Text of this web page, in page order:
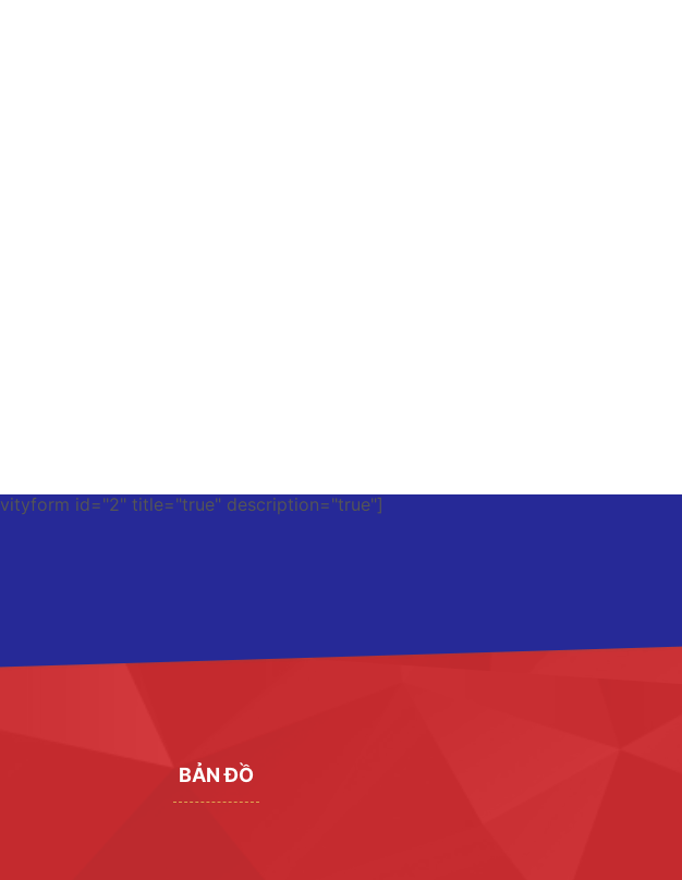
id="2" title="true" description="true"]
BẢN ĐỒ